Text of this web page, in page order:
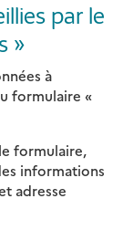
par le
»
à
formulaire «
formulaire,
informations
adresse